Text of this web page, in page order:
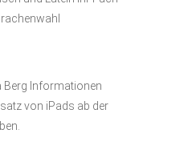
Berg Informationen
von iPads ab der